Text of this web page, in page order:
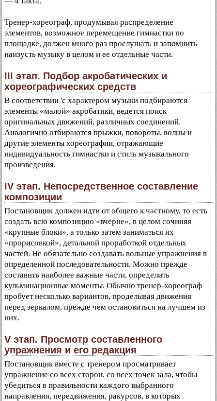
Тренер-хореограф, продумывая распределение
элементов, возможное перемещение гимнастки по
площадке, должен много раз прослушать и запомнить
наизусть музыку в целом и ее отдельные части.
III этап. Подбор акробатических и
хореографических средств
В соответствии 'с характером музыки подбираются
элементы «малой» акробатики, ведется поиск
оригинальных движений, различных соединений.
Аналогично отбираются прыжки, повороты, волны и
другие элементы хореографии, отражающие
индивидуальность гимнастки и стиль музыкального
произведения.
IV этап. Непосредственное составление
композиции
Постановщик должен идти от общего к частному, то есть
создать всю композицию «вчерне», в целом сочиняя
«крупные блоки», а только затем заниматься их
«прорисовкой», детальной проработкой отдельных
частей. Не обязательно создавать вольные упражнения в
определенной последовательности. Можно прежде
составить наиболее важные части, определить
кульминационные моменты. Обычно тренер-хореограф
пробует несколько вариантов, проделывая движения
перед зеркалом, прежде чем остановиться на лучшем из
них.
V этап. Просмотр составленного
упражнения и его редакция
Постановщик вместе с тренером просматривает
упражнение со всех сторон, со всех точек зала, чтобы
убедиться в правильности каждого выбранного
направления, передвижения, ракурсов, в которых